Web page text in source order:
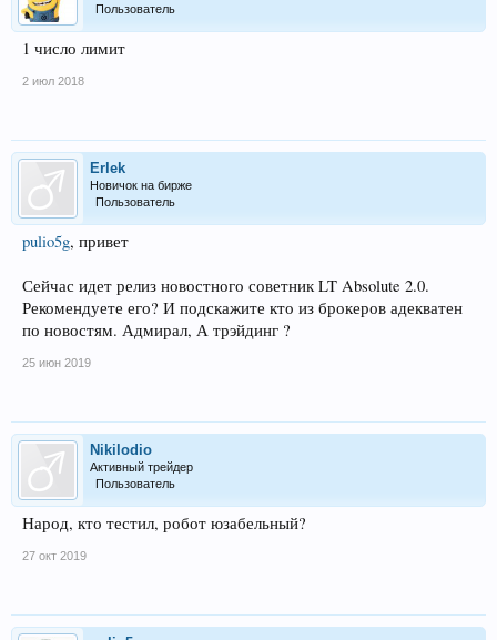
Пользователь
1 число лимит
2 июл 2018
Erlek
Новичок на бирже
Пользователь
pulio5g, привет
Сейчас идет релиз новостного советник LT Absolute 2.0.
Рекомендуете его? И подскажите кто из брокеров адекватен
по новостям. Адмирал, А трэйдинг ?
25 июн 2019
Nikilodio
Активный трейдер
Пользователь
Народ, кто тестил, робот юзабельный?
27 окт 2019